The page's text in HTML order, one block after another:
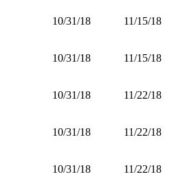
10/31/18 11/15/18
10/31/18 11/15/18
10/31/18 11/22/18
10/31/18 11/22/18
10/31/18 11/22/18